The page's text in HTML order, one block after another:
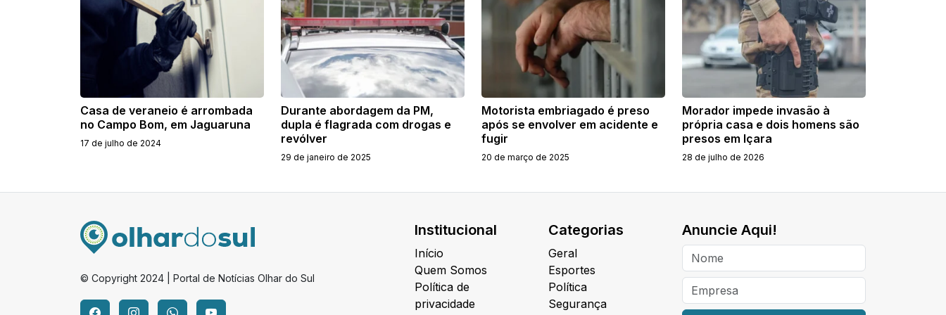
Casa de veraneio é arrombada
no Campo Bom, em Jaguaruna
17 de julho de 2024
Durante abordagem da PM,
dupla é flagrada com drogas e
revólver
29 de janeiro de 2025
Motorista embriagado é preso
após se envolver em acidente e
fugir
20 de março de 2025
Morador impede invasão à
própria casa e dois homens são
presos em Içara
28 de julho de 2026
© Copyright 2024 | Portal de Notícias Olhar do Sul
Institucional
Início
Quem Somos
Política de
privacidade
Categorias
Geral
Esportes
Política
Segurança
Anuncie Aqui!